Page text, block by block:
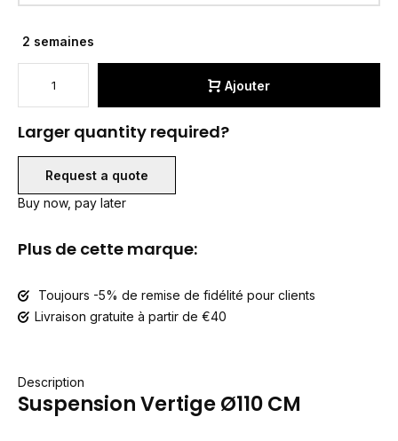
2 semaines
Ajouter
Larger quantity required?
Request a quote
Buy now, pay later
Plus de cette marque:
Toujours -5% de remise de fidélité pour clients
Livraison gratuite à partir de €40
Description
Suspension Vertige Ø110 CM